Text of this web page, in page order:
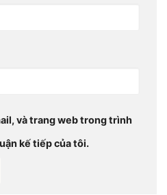
và trang web trong trình
kế tiếp của tôi.